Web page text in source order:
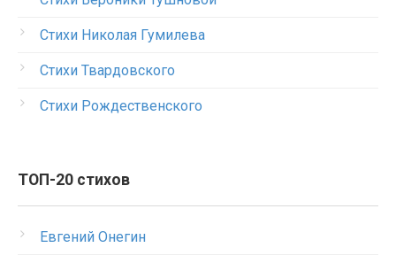
Стихи Николая Гумилева
Стихи Твардовского
Стихи Рождественского
ТОП-20 стихов
Евгений Онегин